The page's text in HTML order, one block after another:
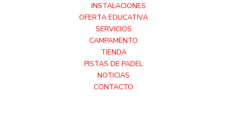
INSTALACIONES
OFERTA EDUCATIVA
SERVICIOS
CAMPAMENTO
TIENDA
PISTAS DE PADEL
NOTICIAS
CONTACTO